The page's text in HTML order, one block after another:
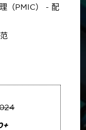
（PMIC） - 配